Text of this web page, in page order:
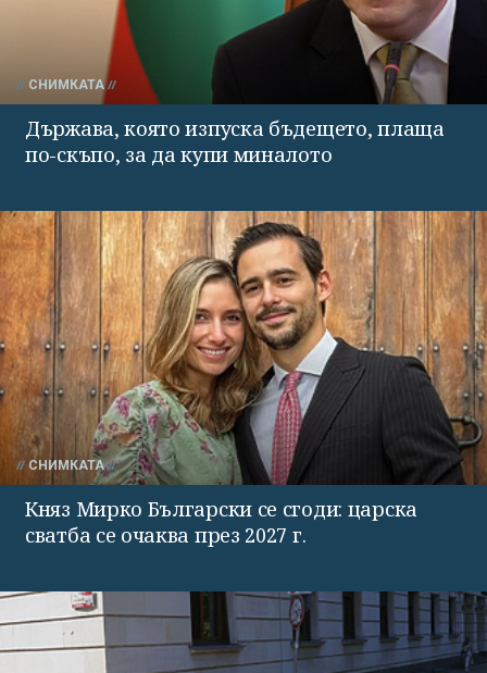
СНИМКАТА
Държава, която изпуска бъдещето, плаща
по-скъпо, за да купи миналото
СНИМКАТА
Княз Мирко Български се сгоди: царска
сватба се очаква през 2027 г.